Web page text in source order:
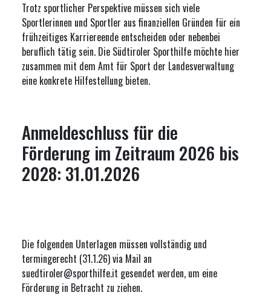
Trotz sportlicher Perspektive müssen sich viele
Sportlerinnen und Sportler aus finanziellen Gründen für ein
frühzeitiges Karriereende entscheiden oder nebenbei
beruflich tätig sein. Die Südtiroler Sporthilfe möchte hier
zusammen mit dem Amt für Sport der Landesverwaltung
eine konkrete Hilfestellung bieten.
Anmeldeschluss für die
Förderung im Zeitraum 2026 bis
2028: 31.01.2026
Die folgenden Unterlagen müssen vollständig und
termingerecht (31.1.26) via Mail an
suedtiroler@sporthilfe.it gesendet werden, um eine
Förderung in Betracht zu ziehen.